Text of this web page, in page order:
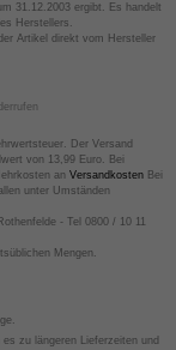
31.12.2003 ergibt. Es handelt
Herstellers.
Artikel direkt vom Hersteller
Der Versand
von 13,99 Euro. Bei
an VersandkostenBei
unter Umständen
- Tel 0800 / 10 11
Mengen.
zu längeren Lieferzeiten und